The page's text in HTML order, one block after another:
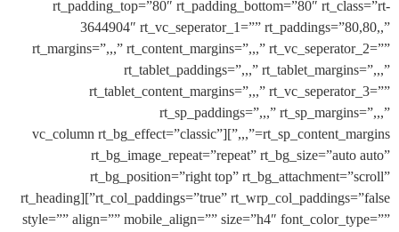
rt_padding_top=”80″ rt_padding_bottom=”80″
3644904″ rt_vc_seperator_1=””
rt_margins=”,,,” rt_content_margins=”,,,”
rt_tablet_paddings=”,,,”
rt_tablet_content_margins=”,,,”
rt_sp_paddings=”,,,”
rt_sp_content_margins=”,,,”][vc_column rt_bg_effect=”classic”
rt_bg_image_repeat=”repeat”
rt_bg_position=”right top”
rt_col_paddings=”true” rt_wrp_col_paddings=”false”][rt_heading
style=”” align=”” mobile_align=”” size=”h4″